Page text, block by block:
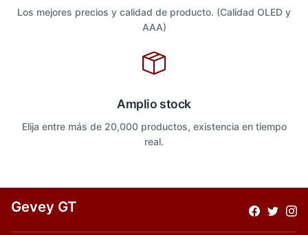
Los mejores precios y calidad de producto. (Calidad OLED y
AAA)
Amplio stock
Elija entre más de 20,000 productos, existencia en tiempo
real.
Gevey GT